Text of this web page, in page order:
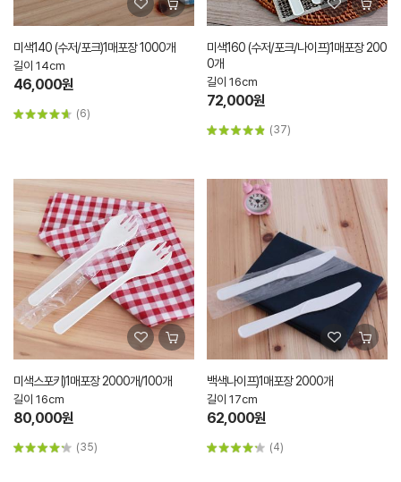
미색140 (수저/포크)1매포장 1000개
길이 14cm
46,000원
(6)
미색160 (수저/포크/나이프)1매포장 200
0개
길이 16cm
72,000원
(37)
미색스포키)1매포장 2000개/100개
길이 16cm
80,000원
(35)
백색나이프)1매포장 2000개
길이 17cm
62,000원
(4)